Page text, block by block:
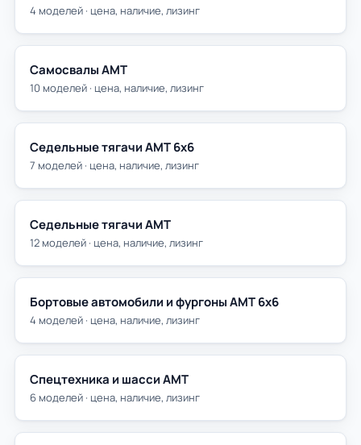
4 моделей · цена, наличие, лизинг
Самосвалы АМТ
10 моделей · цена, наличие, лизинг
Седельные тягачи АМТ 6х6
7 моделей · цена, наличие, лизинг
Седельные тягачи АМТ
12 моделей · цена, наличие, лизинг
Бортовые автомобили и фургоны АМТ 6х6
4 моделей · цена, наличие, лизинг
Спецтехника и шасси АМТ
6 моделей · цена, наличие, лизинг